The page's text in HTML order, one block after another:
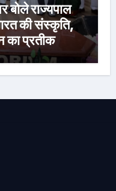
बोले राज्यपाल
की संस्कृति,
का प्रतीक